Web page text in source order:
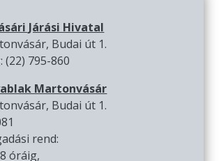
Járási Hivatal
Budai út 1.
(22) 795-860
Martonvásár
Budai út 1.
rend:
óráig,